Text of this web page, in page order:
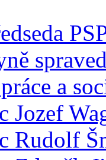
a
Jozef
Rudolf